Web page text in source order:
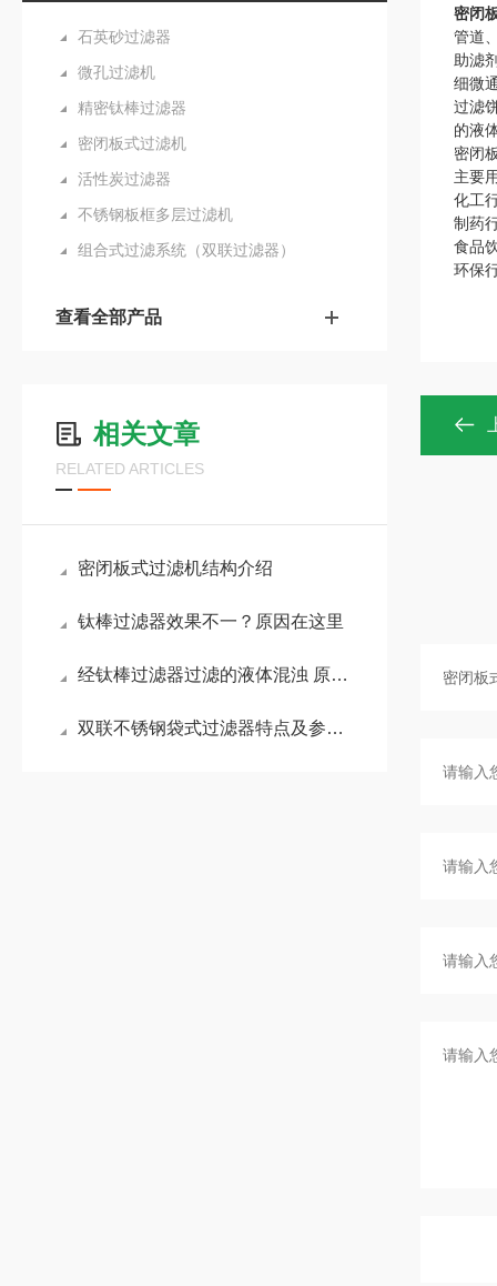
石英砂过滤器
微孔过滤机
精密钛棒过滤器
密闭板式过滤机
活性炭过滤器
不锈钢板框多层过滤机
组合式过滤系统（双联过滤器）
查看全部产品
相关文章
RELATED ARTICLES
密闭板式过滤机结构介绍
钛棒过滤器效果不一？原因在这里
经钛棒过滤器过滤的液体混浊 原因有哪几个方面
双联不锈钢袋式过滤器特点及参数介绍
密闭
管道
助滤
细微
过滤
的液
密闭
主要
化工
制药
食品
环保